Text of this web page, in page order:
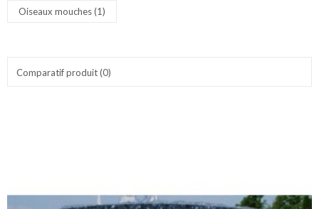
Oiseaux mouches (1)
Comparatif produit (0)